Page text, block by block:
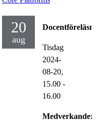
20
aug
Tisdag
2024-
08-20,
15.00 -
16.00
Medverkande: